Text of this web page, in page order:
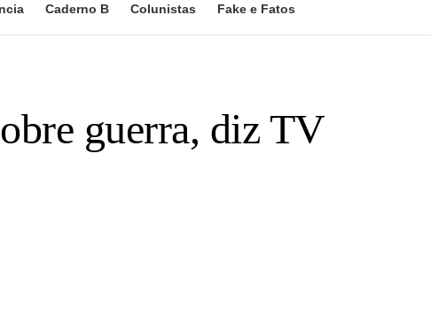
Caderno B Colunistas Fake e Fatos
guerra, diz TV